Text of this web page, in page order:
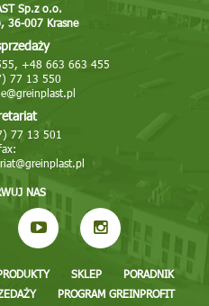
Sp.z o.o.
36-007 Krasne
+48 663 663 455
77 13 550
77 13 501
NAS
SKLEP
PORADNIK
PROGRAM GREINPROFIT